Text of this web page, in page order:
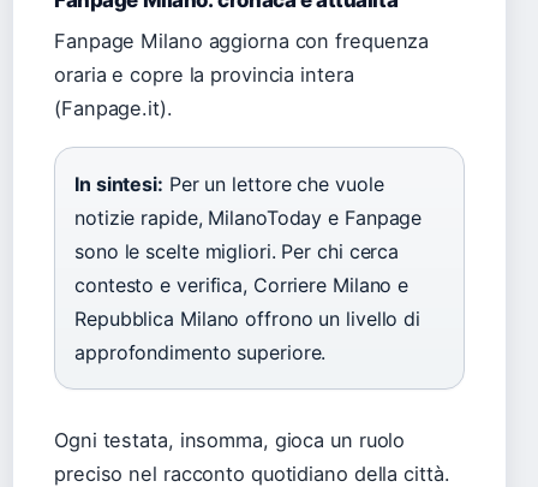
Fanpage Milano aggiorna con frequenza
oraria e copre la provincia intera
(Fanpage.it).
In sintesi: Per un lettore che vuole
notizie rapide, MilanoToday e Fanpage
sono le scelte migliori. Per chi cerca
contesto e verifica, Corriere Milano e
Repubblica Milano offrono un livello di
approfondimento superiore.
Ogni testata, insomma, gioca un ruolo
preciso nel racconto quotidiano della città.